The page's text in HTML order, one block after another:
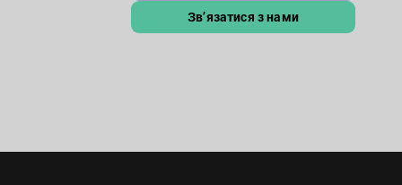
Зв’язатися з нами